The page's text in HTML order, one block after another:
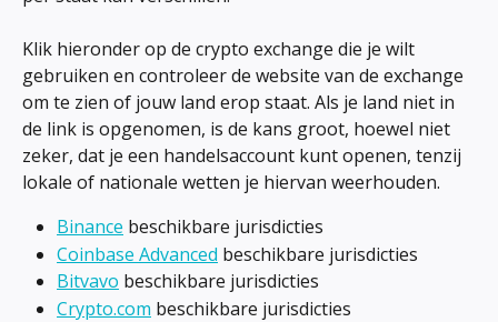
Klik hieronder op de crypto exchange die je wilt
gebruiken en controleer de website van de exchange
om te zien of jouw land erop staat. Als je land niet in
de link is opgenomen, is de kans groot, hoewel niet
zeker, dat je een handelsaccount kunt openen, tenzij
lokale of nationale wetten je hiervan weerhouden.
Binance beschikbare jurisdicties
Coinbase Advanced beschikbare jurisdicties
Bitvavo beschikbare jurisdicties
Crypto.com beschikbare jurisdicties